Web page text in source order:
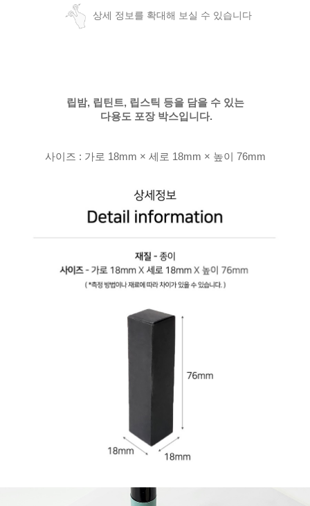
상세 정보를 확대해 보실 수 있습니다
립밤, 립틴트, 립스틱 등을 담을 수 있는
다용도 포장 박스입니다.
사이즈 : 가로 18mm × 세로 18mm × 높이 76mm